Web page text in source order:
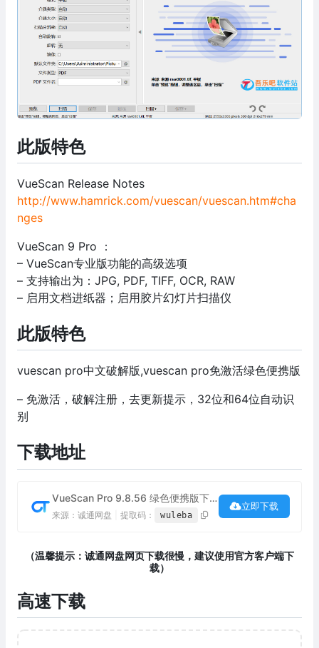
此版特色
VueScan Release Notes
http://www.hamrick.com/vuescan/vuescan.htm#cha
nges
VueScan 9 Pro ：
– VueScan专业版功能的高级选项
– 支持输出为：JPG, PDF, TIFF, OCR, RAW
– 启用文档进纸器；启用胶片幻灯片扫描仪
此版特色
vuescan pro中文破解版,vuescan pro免激活绿色便携版
– 免激活，破解注册，去更新提示，32位和64位自动识
别
下载地址
VueScan Pro 9.8.56 绿色便携版下载
来源：诚通网盘 提取码： wuleba
立即下载
（温馨提示：诚通网盘网页下载很慢，建议使用官方客户端下
载）
高速下载